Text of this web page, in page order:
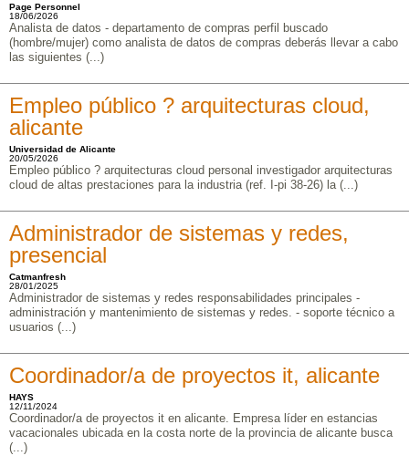
Page Personnel
18/06/2026
Analista de datos - departamento de compras perfil buscado
(hombre/mujer) como analista de datos de compras deberás llevar a cabo
las siguientes (...)
Empleo público ? arquitecturas cloud,
alicante
Universidad de Alicante
20/05/2026
Empleo público ? arquitecturas cloud personal investigador arquitecturas
cloud de altas prestaciones para la industria (ref. I-pi 38-26) la (...)
Administrador de sistemas y redes,
presencial
Catmanfresh
28/01/2025
Administrador de sistemas y redes responsabilidades principales -
administración y mantenimiento de sistemas y redes. - soporte técnico a
usuarios (...)
Coordinador/a de proyectos it, alicante
HAYS
12/11/2024
Coordinador/a de proyectos it en alicante. Empresa líder en estancias
vacacionales ubicada en la costa norte de la provincia de alicante busca
(...)